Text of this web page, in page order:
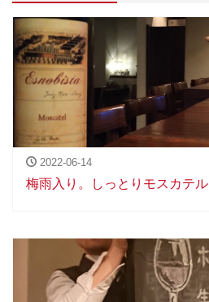
2022-06-14
梅雨入り。しっとりモスカテル